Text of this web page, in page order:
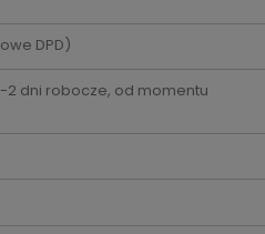
DPD)
2 dni robocze, od momentu